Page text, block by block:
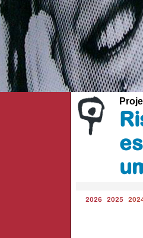
2026 2025